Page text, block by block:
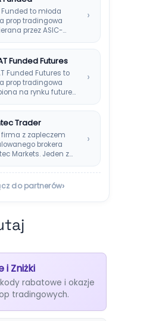
Funded to młoda
prop tradingowa
przez ASIC-
Markets. Oferuje…
›
Funded Futures
Funded Futures to
prop tradingowa
na rynku futures.
›
Trader
firma z zapleczem
brokera
Markets. Jeden z
dla polskich…
›
do partnerów›
i Zniżki
rabatowe i okazje
tradingowych.